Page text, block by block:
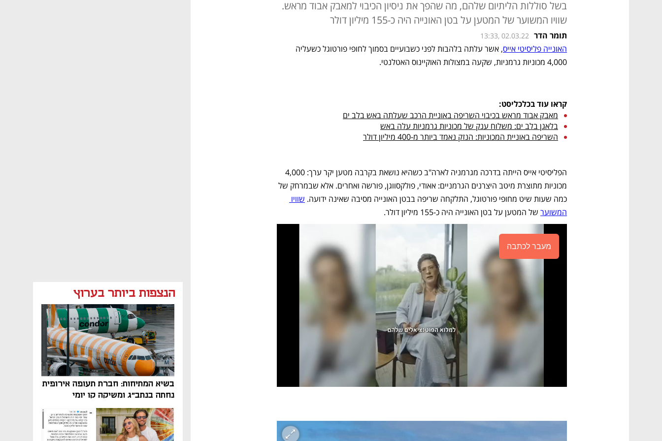
הנצפות ביותר בערוץ
בשיא המתיחות: חברת תעופה אירופית
נחתה בנתב"ג ומשיקה קו יומי
בשל סוללות הליתיום שלהם, מה שהפך את ניסיון הכיבוי למאבק אבוד מראש.
שוויו המשוער של המטען על בטן האונייה היה כ-155 מיליון דולר
תומר הדר 13:33, 02.03.22
האונייה פליסיטי אייס
4,000 מכוניות גרמניות, שקעה במצולות האוקיינוס האטלנטי.
קראו עוד בכלכליסט:
מאבק אבוד מראש בכיבוי השריפה באוניית הרכב שעלתה באש בלב ים
בלאגן בלב ים: משלוח ענק של מכוניות גרמניות עלה באש
השריפה באוניית המכוניות: הנזק נאמד ביותר מ-400 מיליון דולר
כמה שעות שיט מחופי פורטוגל, התלקחה שריפה בבטן האונייה מסיבה שאינה ידועה.
המשוער של המטען על בטן האונייה היה כ-155 מיליון דולר.
מעבר לכתבה